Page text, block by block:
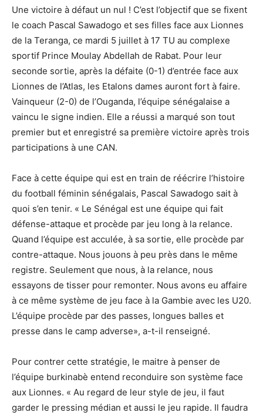
Une victoire à défaut un nul ! C’est l’objectif que se fixent
le coach Pascal Sawadogo et ses filles face aux Lionnes
de la Teranga, ce mardi 5 juillet à 17 TU au complexe
sportif Prince Moulay Abdellah de Rabat. Pour leur
seconde sortie, après la défaite (0-1) d’entrée face aux
Lionnes de l’Atlas, les Etalons dames auront fort à faire.
Vainqueur (2-0) de l’Ouganda, l’équipe sénégalaise a
vaincu le signe indien. Elle a réussi a marqué son tout
premier but et enregistré sa première victoire après trois
participations à une CAN.
Face à cette équipe qui est en train de réécrire l’histoire
du football féminin sénégalais, Pascal Sawadogo sait à
quoi s’en tenir. « Le Sénégal est une équipe qui fait
défense-attaque et procède par jeu long à la relance.
Quand l’équipe est acculée, à sa sortie, elle procède par
contre-attaque. Nous jouons à peu près dans le même
registre. Seulement que nous, à la relance, nous
essayons de tisser pour remonter. Nous avons eu affaire
à ce même système de jeu face à la Gambie avec les U20.
L’équipe procède par des passes, longues balles et
presse dans le camp adverse», a-t-il renseigné.
Pour contrer cette stratégie, le maitre à penser de
l’équipe burkinabè entend reconduire son système face
aux Lionnes. « Au regard de leur style de jeu, il faut
garder le pressing médian et aussi le jeu rapide. Il faudra